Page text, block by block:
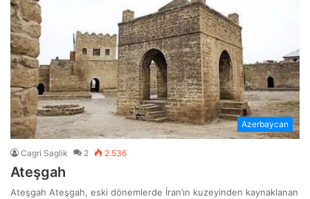
Azerbaycan
Cagri Saglik 2 2.536
Ateşgah
Ateşgah Ateşgah, eski dönemlerde İran’ın kuzeyinden kaynaklanan